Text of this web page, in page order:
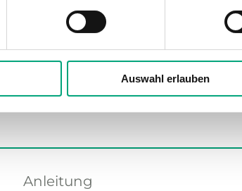
Auswahl erlauben
Anleitung